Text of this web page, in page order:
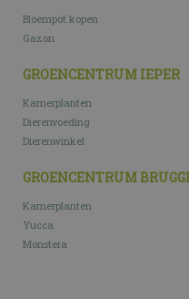
Bloempot kopen
Gazon
GROENCENTRUM IEPER
Kamerplanten
Dierenvoeding
Dierenwinkel
GROENCENTRUM
Kamerplanten
Yucca
Monstera